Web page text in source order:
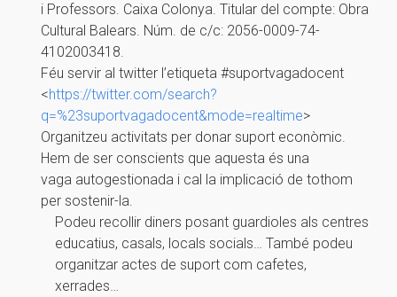
i Professors. Caixa Colonya. Titular del compte: Obra
Cultural Balears. Núm. de c/c: 2056-0009-74-
4102003418.
Féu servir al twitter l’etiqueta #suportvagadocent
<https://twitter.com/search?
q=%23suportvagadocent&mode=realtime>
Organitzeu activitats per donar suport econòmic.
Hem de ser conscients que aquesta és una
vaga autogestionada i cal la implicació de tothom
per sostenir-la.
Podeu recollir diners posant guardioles als centres
educatius, casals, locals socials… També podeu
organitzar actes de suport com cafetes,
xerrades…